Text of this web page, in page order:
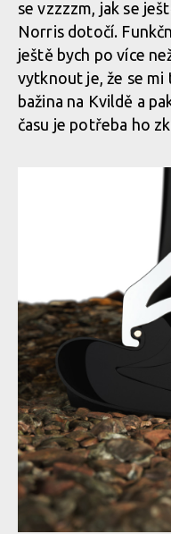
dt IMG 15
dt IMG 15
dt IMG 15
se vzzzzm, jak se
Norris dotočí.
ještě bych po více
vytknout je, že se mi
bažina na Kvildě a
času je potřeba ho